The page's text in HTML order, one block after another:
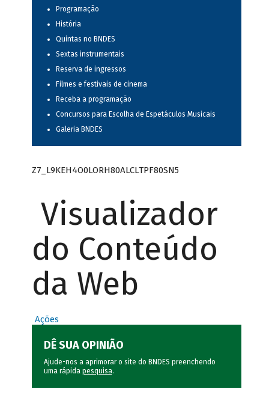
Programação
História
Quintas no BNDES
Sextas instrumentais
Reserva de ingressos
Filmes e festivais de cinema
Receba a programação
Concursos para Escolha de Espetáculos Musicais
Galeria BNDES
Z7_L9KEH4O0LORH80ALCLTPF80SN5
Visualizador
do Conteúdo
da Web
Ações
DÊ SUA OPINIÃO
Ajude-nos a aprimorar o site do BNDES preenchendo
uma rápida pesquisa.